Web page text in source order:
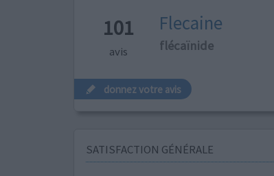
101
avis
Flecaine
flécaïnide
donnez votre avis
SATISFACTION GÉNÉRALE